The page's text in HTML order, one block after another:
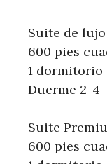
Suite de lujo
600 pies
1 dormitorio
Duerme 2-4
Suite
600 pies